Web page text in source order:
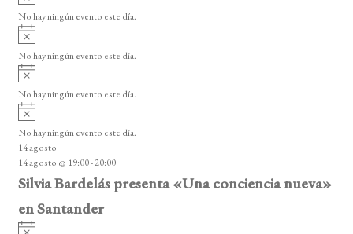
o
v
i
o
No hay ningún evento este día.
A
v
i
o
No hay ningún evento este día.
A
v
i
o
No hay ningún evento este día.
A
v
i
s
o
No hay ningún evento este día.
14 agosto
14 agosto @ 19:00-20:00
Silvia Bardelás presenta «Una conciencia nueva»
en Santander
A